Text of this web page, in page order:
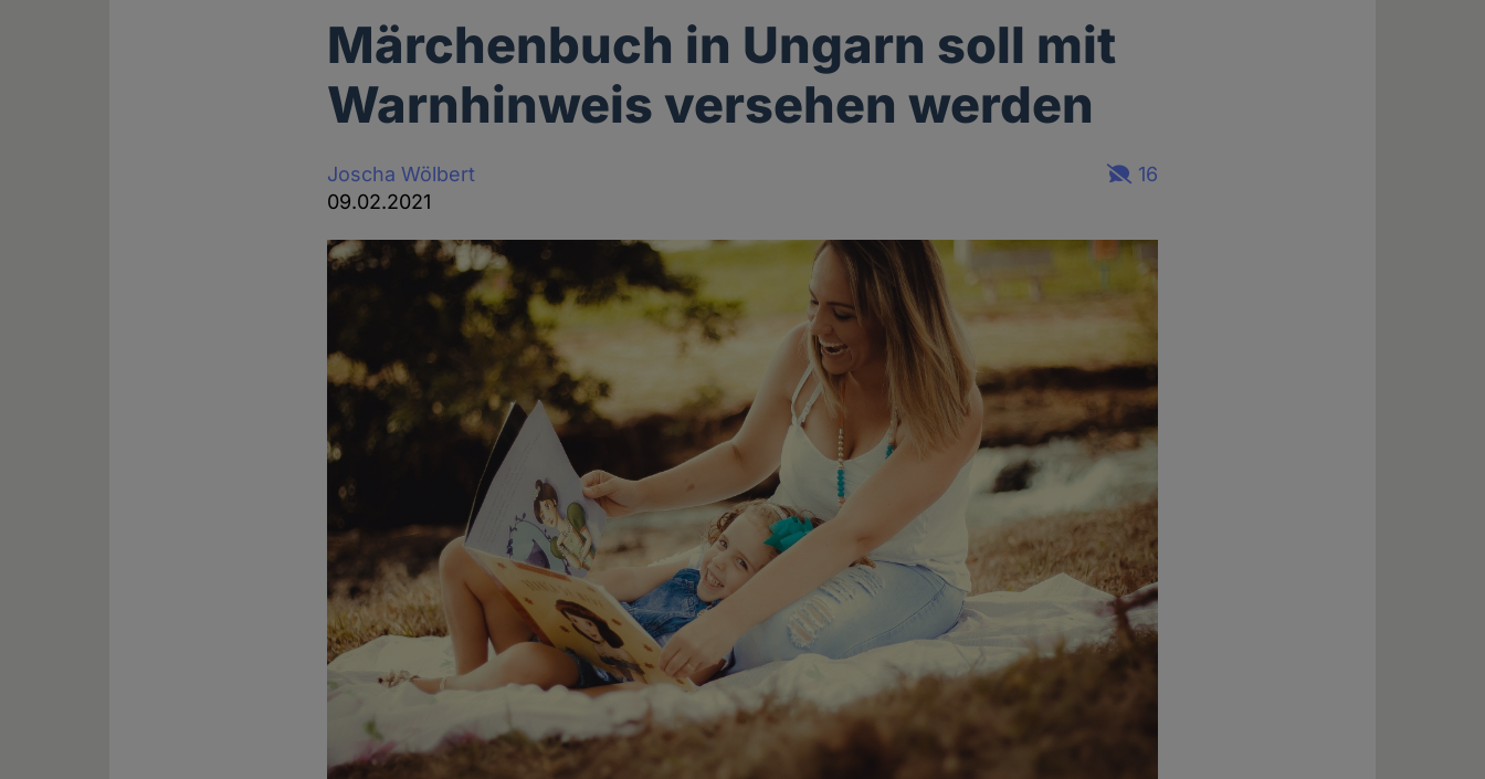
Märchenbuch in Ungarn soll mit
Warnhinweis versehen werden
Joscha Wölbert
09.02.2021
16